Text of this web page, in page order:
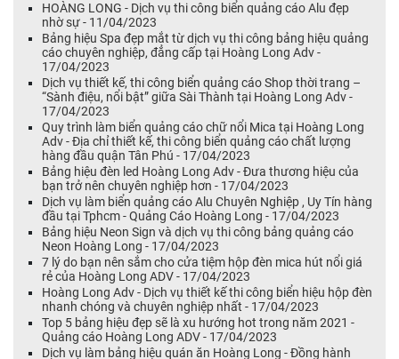
HOÀNG LONG - Dịch vụ thi công biển quảng cáo Alu đẹp
nhờ sự - 11/04/2023
Bảng hiệu Spa đẹp mắt từ dịch vụ thi công bảng hiệu quảng
cáo chuyên nghiệp, đẳng cấp tại Hoàng Long Adv -
17/04/2023
Dịch vụ thiết kế, thi công biển quảng cáo Shop thời trang –
“Sành điệu, nổi bật” giữa Sài Thành tại Hoàng Long Adv -
17/04/2023
Quy trình làm biển quảng cáo chữ nổi Mica tại Hoàng Long
Adv - Địa chỉ thiết kế, thi công biển quảng cáo chất lượng
hàng đầu quận Tân Phú - 17/04/2023
Bảng hiệu đèn led Hoàng Long Adv - Đưa thương hiệu của
bạn trở nên chuyên nghiệp hơn - 17/04/2023
Dịch vụ làm biển quảng cáo Alu Chuyên Nghiệp , Uy Tín hàng
đầu tại Tphcm - Quảng Cáo Hoàng Long - 17/04/2023
Bảng hiệu Neon Sign và dịch vụ thi công bảng quảng cáo
Neon Hoàng Long - 17/04/2023
7 lý do bạn nên sắm cho cửa tiệm hộp đèn mica hút nổi giá
rẻ của Hoàng Long ADV - 17/04/2023
Hoàng Long Adv - Dịch vụ thiết kế thi công biển hiệu hộp đèn
nhanh chóng và chuyên nghiệp nhất - 17/04/2023
Top 5 bảng hiệu đẹp sẽ là xu hướng hot trong năm 2021 -
Quảng cáo Hoàng Long ADV - 17/04/2023
Dịch vụ làm bảng hiệu quán ăn Hoàng Long - Đồng hành